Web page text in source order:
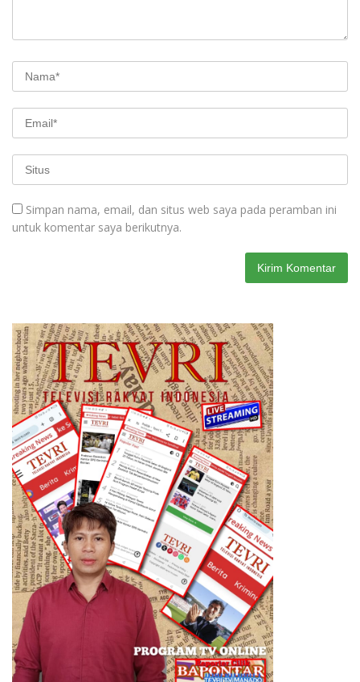
Simpan nama, email, dan situs web saya pada peramban ini
untuk komentar saya berikutnya.